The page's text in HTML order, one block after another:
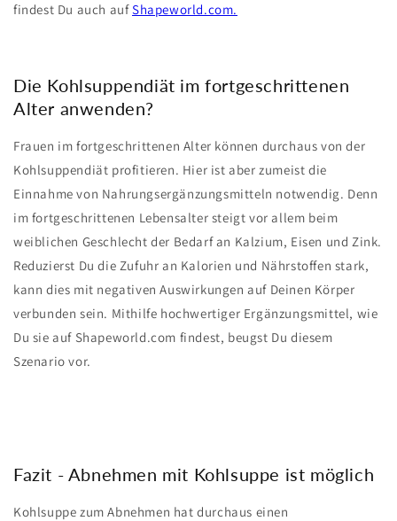
findest Du auch aufShapeworld.com.
Die Kohlsuppendiät im fortgeschrittenen
Alter anwenden?
Frauen im fortgeschrittenen Alter können durchaus von der
Kohlsuppendiät profitieren. Hier ist aber zumeist die
Einnahme von Nahrungsergänzungsmitteln notwendig. Denn
im fortgeschrittenen Lebensalter steigt vor allem beim
weiblichen Geschlecht der Bedarf an Kalzium, Eisen und Zink.
Reduzierst Du die Zufuhr an Kalorien und Nährstoffen stark,
kann dies mit negativen Auswirkungen auf Deinen Körper
verbunden sein. Mithilfe hochwertiger Ergänzungsmittel, wie
Du sie auf Shapeworld.com findest, beugst Du diesem
Szenario vor.
Fazit - Abnehmen mit Kohlsuppe ist möglich
Kohlsuppe zum Abnehmen hat durchaus einen